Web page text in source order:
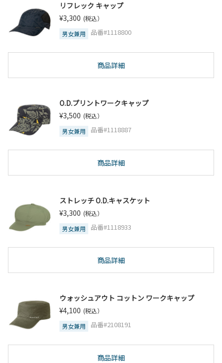
リフレック キャップ
¥3,300 (税込）
男女兼用
品番#1118800
商品詳細
O.D.プリントワークキャップ
¥3,500 (税込）
男女兼用
品番#1118887
商品詳細
ストレッチ O.D.キャスケット
¥3,300 (税込）
男女兼用
品番#1118933
商品詳細
ウォッシュアウト コットン ワークキャップ
¥4,100 (税込）
男女兼用
品番#2108191
商品詳細